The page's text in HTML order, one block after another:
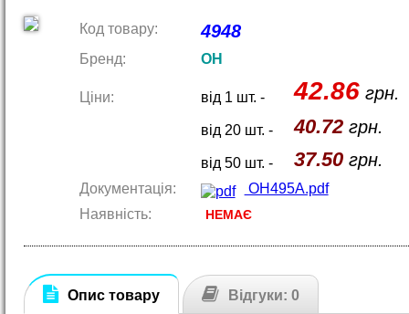
Код товару: 4948
Бренд: OH
Ціни: від 1 шт. - 42.86грн.
від 20 шт. - 40.72грн.
від 50 шт. - 37.50грн.
Документація:
OH495A.pdf
Наявність:
НЕМАЄ
Опис товару Відгуки: 0